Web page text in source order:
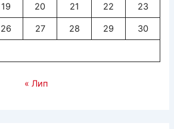
19 20 21 22 23
26 27 28 29 30
« Лип